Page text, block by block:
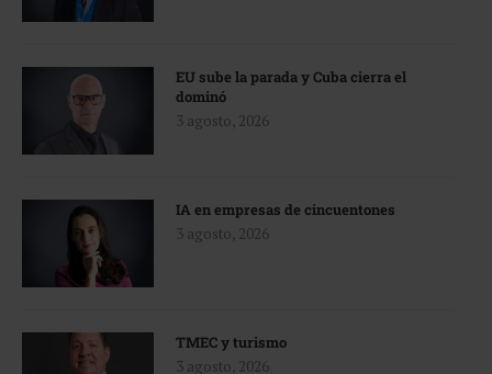
EU sube la parada y Cuba cierra el
dominó
3 agosto, 2026
IA en empresas de cincuentones
3 agosto, 2026
TMEC y turismo
3 agosto, 2026